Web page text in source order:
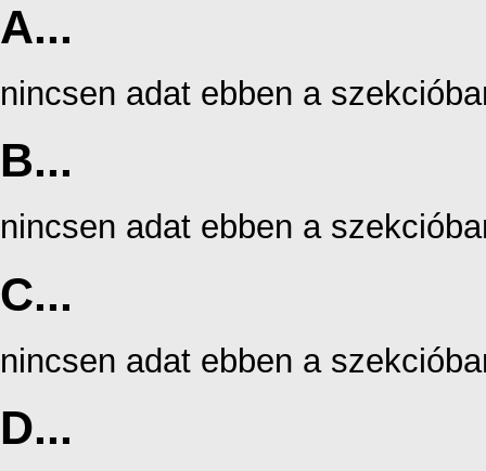
A...
nincsen adat ebben a
B...
nincsen adat ebben a
C...
nincsen adat ebben a
D...